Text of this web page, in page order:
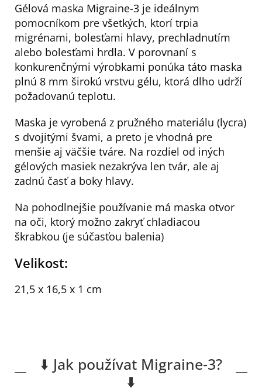
Gélová maska Migraine-3 je ideálnym
pomocníkom pre všetkých, ktorí trpia
migrénami, bolesťami hlavy, prechladnutím
alebo bolesťami hrdla. V porovnaní s
konkurenčnými výrobkami ponúka táto maska
plnú 8 mm širokú vrstvu gélu, ktorá dlho udrží
požadovanú teplotu.
Maska je vyrobená z pružného materiálu (lycra)
s dvojitými švami, a preto je vhodná pre
menšie aj väčšie tváre. Na rozdiel od iných
gélových masiek nezakrýva len tvár, ale aj
zadnú časť a boky hlavy.
Na pohodlnejšie používanie má maska otvor
na oči, ktorý možno zakryť chladiacou
škrabkou (je súčasťou balenia)
Velikost:
21,5 x 16,5 x 1 cm
⬇️ Jak používat Migraine-3?
⬇️